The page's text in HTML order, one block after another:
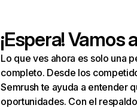
¡Espera! Vamos
Lo que ves ahora es solo una
completo. Desde los
Semrush te ayuda a entender
oportunidades. Con el